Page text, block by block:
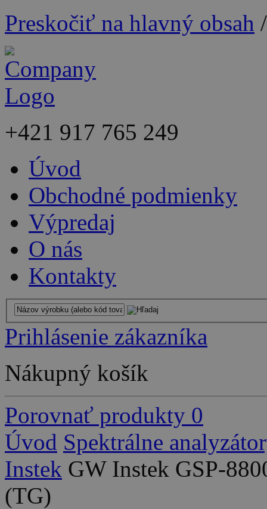
Preskočiť na hlavný obsah
+421 917 765 249
Úvod
Obchodné podmienky
Výpredaj
O nás
Kontakty
Prihlásenie zákazníka
Nákupný košík
Porovnať produkty 0
Úvod Spektrálne
Instek GW Instek GSP-
(TG)